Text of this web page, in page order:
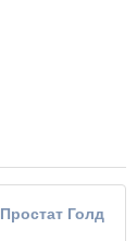
Простат Голд